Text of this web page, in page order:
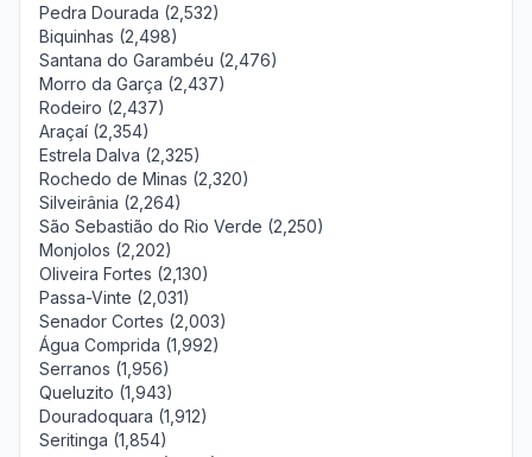
Pedra Dourada (2,532)
Biquinhas (2,498)
Santana do Garambéu (2,476)
Morro da Garça (2,437)
Rodeiro (2,437)
Araçaí (2,354)
Estrela Dalva (2,325)
Rochedo de Minas (2,320)
Silveirânia (2,264)
São Sebastião do Rio Verde (2,250)
Monjolos (2,202)
Oliveira Fortes (2,130)
Passa-Vinte (2,031)
Senador Cortes (2,003)
Água Comprida (1,992)
Serranos (1,956)
Queluzito (1,943)
Douradoquara (1,912)
Seritinga (1,854)